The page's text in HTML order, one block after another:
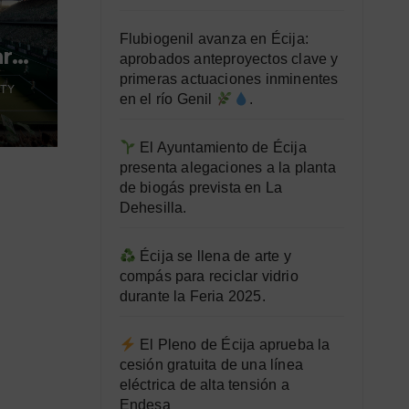
Flubiogenil avanza en Écija:
aprobados anteproyectos clave y
primeras actuaciones inminentes
en el río Genil
.
El Ayuntamiento de Écija
presenta alegaciones a la planta
de biogás prevista en La
Dehesilla.
Écija se llena de arte y
compás para reciclar vidrio
durante la Feria 2025.
El Pleno de Écija aprueba la
cesión gratuita de una línea
eléctrica de alta tensión a
Endesa